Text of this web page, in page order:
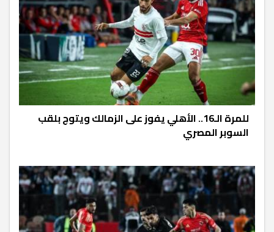
للمرة الـ16.. الأهلي يفوز على الزمالك ويتوج بلقب
السوبر المصري